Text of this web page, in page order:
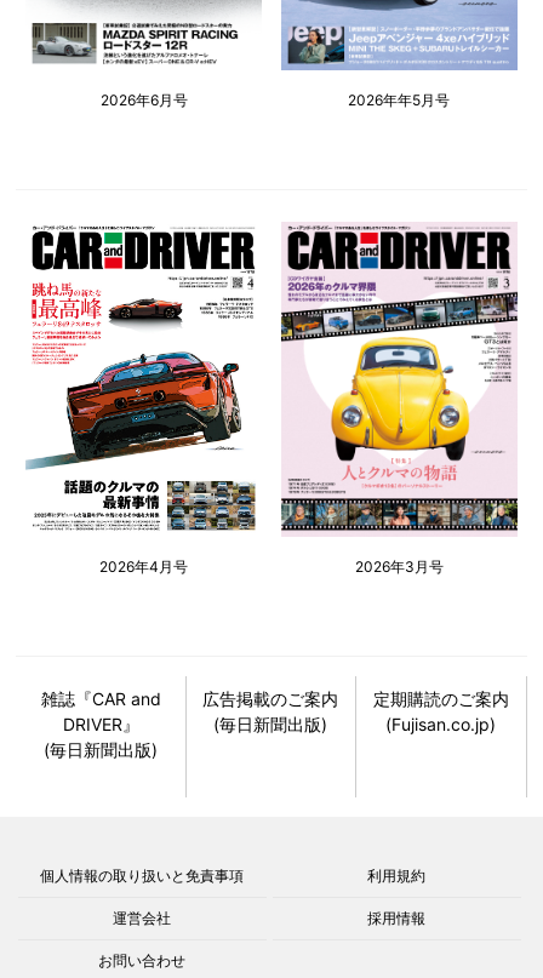
2026年6月号 2026年年5月号
2026年4月号 2026年3月号
雑誌『CAR and
DRIVER』
(毎日新聞出版)
広告掲載のご案内
(毎日新聞出版)
定期購読のご案内
(Fujisan.co.jp)
個人情報の取り扱いと免責事項 利用規約
運営会社 採用情報
お問い合わせ